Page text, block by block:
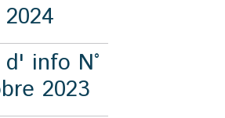
info N°
2023